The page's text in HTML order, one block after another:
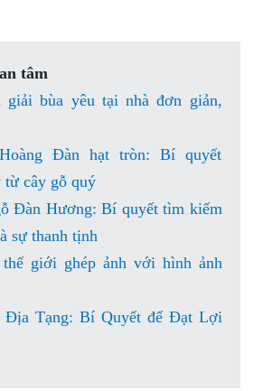
tâm
giải bùa yêu tại nhà đơn giản,
Đàn hạt tròn: Bí quyết
từ cây gỗ quý
Đàn Hương: Bí quyết tìm kiếm
sự thanh tịnh
thế giới ghép ảnh với hình ảnh
Địa Tạng: Bí Quyết để Đạt Lợi